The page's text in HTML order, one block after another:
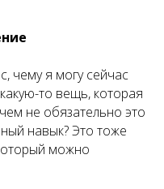
чему я могу сейчас
то вещь, которая
не обязательно это
навык? Это тоже
можно